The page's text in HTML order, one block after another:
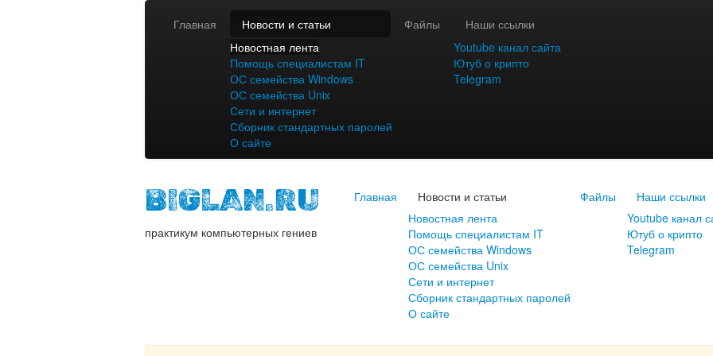
Главная
Новости и статьи
Новостная лента
Помощь специалистам IT
ОС семейства Windows
ОС семейства Unix
Сети и интернет
Сборник стандартных паролей
О сайте
Файлы
Наши ссылки
Youtube канал сайта
Ютуб о крипто
Telegram
BIGLAN.RU
практикум компьютерных гениев
Главная
Новости и статьи
Новостная лента
Помощь специалистам IT
ОС семейства Windows
ОС семейства Unix
Сети и интернет
Сборник стандартных паролей
О сайте
Файлы
Наши ссылки
Youtube канал
Ютуб о крипто
Telegram